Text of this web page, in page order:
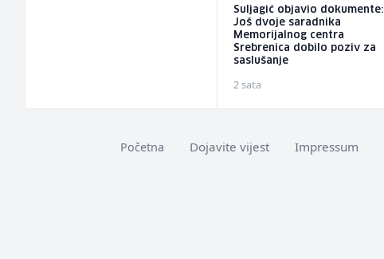
Suljagić objavio dokumente:
Još dvoje saradnika
Memorijalnog centra
Srebrenica dobilo poziv za
saslušanje
2 sata
Početna Dojavite vijest Impressum